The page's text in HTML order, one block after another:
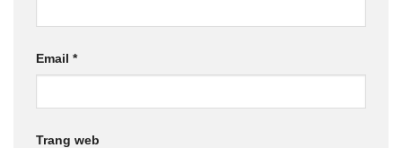
Email *
Trang web